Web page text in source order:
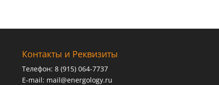
Контакты и Реквизиты
Телефон: 8 (915) 064-7737
E-mail: mail@energology.ru